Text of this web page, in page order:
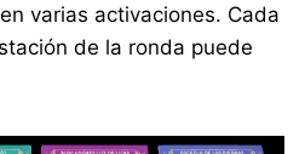
varias activaciones. Cada
de la ronda puede